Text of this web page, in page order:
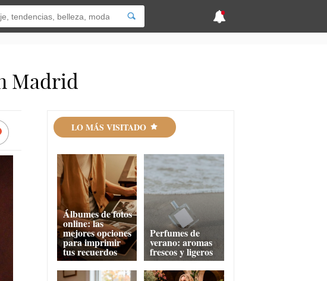
Madrid
LO MÁS VISITADO
Álbumes de fotos
online: las
mejores opciones
para imprimir
tus recuerdos
Perfumes de
verano: aromas
frescos y ligeros